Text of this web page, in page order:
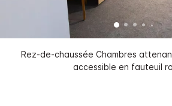
Rez-de-chaussée Chambres
accessible en fauteuil